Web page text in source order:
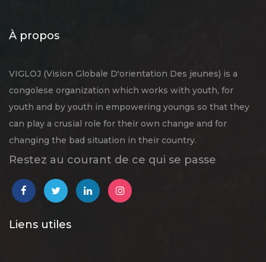
À propos
VIGLOJ (Vision Globale D'orientation Des jeunes) is a
congolese organization which works with youth, for
youth and by youth in empowering youngs so that they
can play a crusial role for their own change and for
changing the bad situation in their country.
Restez au courant de ce qui se passe
Liens utiles